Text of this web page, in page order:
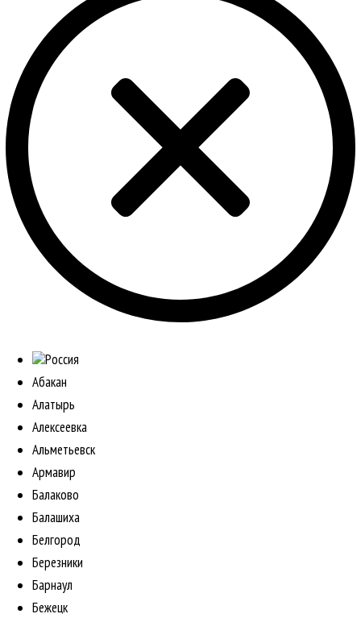
Россия
Абакан
Алатырь
Алексеевка
Альметьевск
Армавир
Балаково
Балашиха
Белгород
Березники
Барнаул
Бежецк